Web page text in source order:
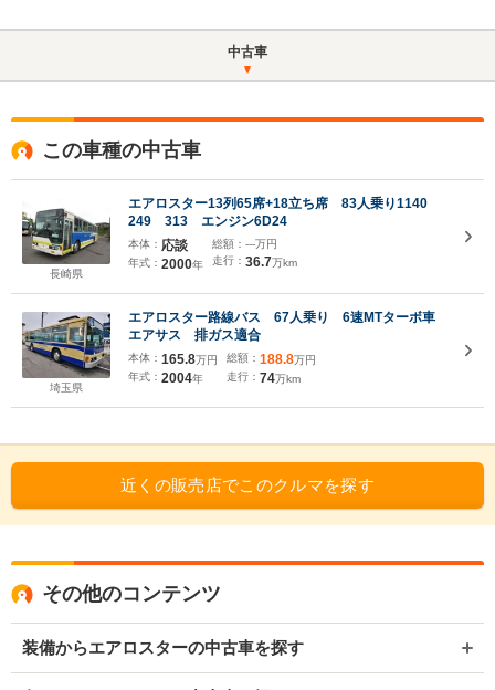
中古車
この車種の中古車
長崎県
エアロスター13列65席+18立ち席 83人乗り1140
249 313 エンジン6D24
本体： 応談
年式： 2000年
総額： ---万円
走行： 36.7万km
埼玉県
エアロスター路線バス 67人乗り 6速MTターボ車
エアサス 排ガス適合
本体： 165.8万円
年式： 2004年
総額： 188.8万円
走行： 74万km
近くの販売店でこのクルマを探す
その他のコンテンツ
装備からエアロスターの中古車を探す